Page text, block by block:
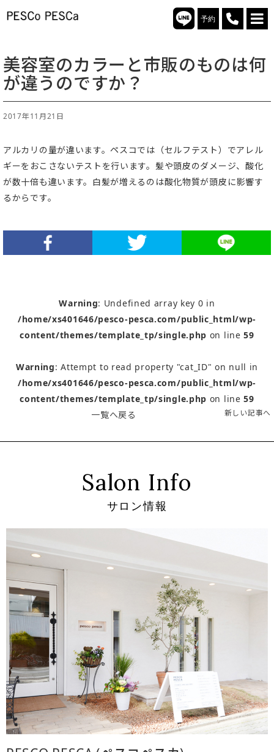
予約
美容室のカラーと市販のものは何
が違うのですか？
2017年11月21日
アルカリの量が違います。ペスコでは（セルフテスト）でアレル
ギーをおこさないテストを行います。髪や頭皮のダメージ、酸化
が数十倍も違います。白髪が増えるのは酸化物質が頭皮に影響す
るからです。
Warning: Undefined array key 0 in
/home/xs401646/pesco-pesca.com/public_html/wp-
content/themes/template_tp/single.php on line59
Warning: Attempt to read property "cat_ID" on null in
/home/xs401646/pesco-pesca.com/public_html/wp-
content/themes/template_tp/single.php on line59
一覧へ戻る
新しい記事へ
Salon Info
サロン情報